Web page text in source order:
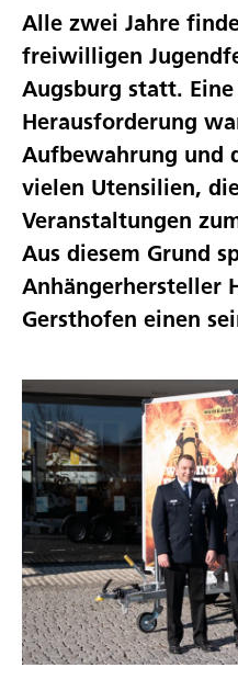
Alle zwei Jahre
freiwilligen
Augsburg statt.
Herausforderung
Aufbewahrung und
vielen Utensilien,
Veranstaltungen
Aus diesem Grund
Anhängerhersteller
Gersthofen einen